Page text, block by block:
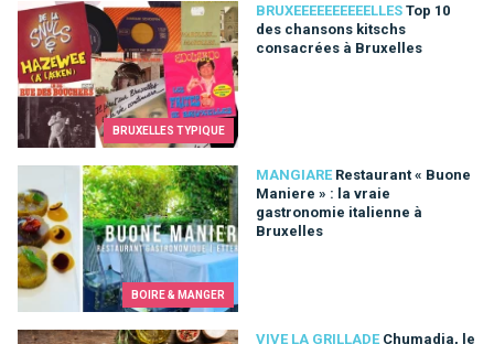
BRUXELLES TYPIQUE
BRUXEEEEEEEEEELLES Top 10
des chansons kitschs
consacrées à Bruxelles
Top 10 des chansons kitschs consacrées à Bruxelles
BOIRE & MANGER
MANGIARE Restaurant « Buone
Maniere » : la vraie
gastronomie italienne à
Bruxelles
Restaurant « Buone Maniere » : la vraie gastronomie italienne
VIVE LA GRILLADE Chumadia, le